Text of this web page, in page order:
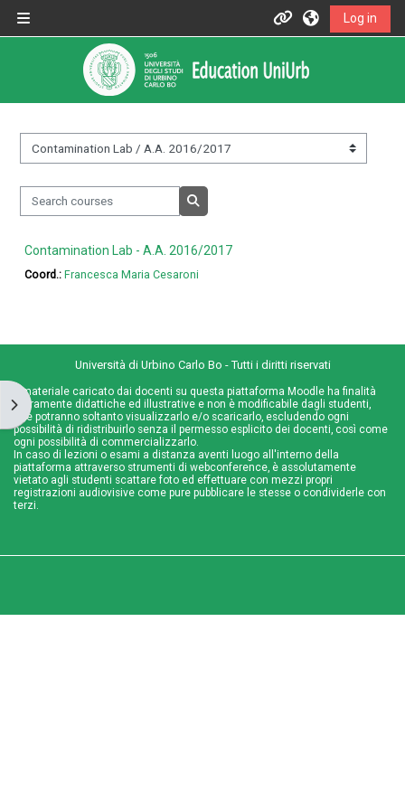
Informazioni
Informazioni generali
Istruzioni per docenti
Istruzioni per studenti
Portale UniUrb
Log in
Open block drawer
&nbsp;
Search courses
Contamination Lab - A.A. 2016/2017
Coord.:Francesca Maria Cesaroni
Università di Urbino Carlo Bo - Tutti i diritti riservati
Il materiale caricato dai docenti su questa piattaforma Moodle ha finalità
meramente didattiche ed illustrative e non è modificabile dagli studenti,
che potranno soltanto visualizzarlo e/o scaricarlo, escludendo ogni
possibilità di ridistribuirlo senza il permesso esplicito dei docenti, così come
ogni possibilità di commercializzarlo.
In caso di lezioni o esami a distanza aventi luogo all'interno della
piattaforma attraverso strumenti di webconference, è assolutamente
vietato agli studenti scattare foto ed effettuare con mezzi propri
registrazioni audiovisive come pure pubblicare le stesse o condividerle con
terzi.